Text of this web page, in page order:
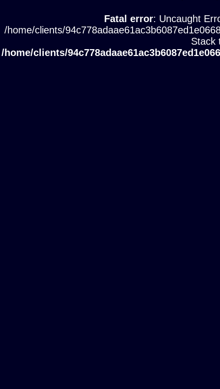
Fatal error: Uncaught
/home/clients/
Stack
/home/clients/